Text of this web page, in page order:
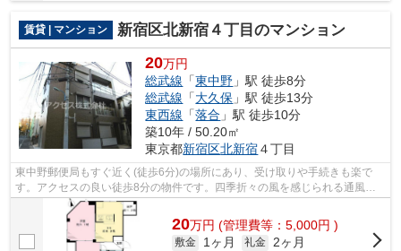
賃貸 | マンション 新宿区北新宿４丁目のマンション
20万円
総武線 「東中野 」駅 徒歩8分
総武線 「大久保 」駅 徒歩13分
東西線 「落合 」駅 徒歩10分
築10年 / 50.20㎡
東京都新宿区北新宿４丁目
東中野郵便局もすぐ近く(徒歩6分)の場所にあり、受け取りや手続きも楽で
す。アクセスの良い徒歩8分の物件です。四季折々の風を感じられる通風良
好な快適の物件です。敷地内にゴミ置き...
20万円 (管理費等：5,000円 )
敷金 1ヶ月 礼金
2ヶ月